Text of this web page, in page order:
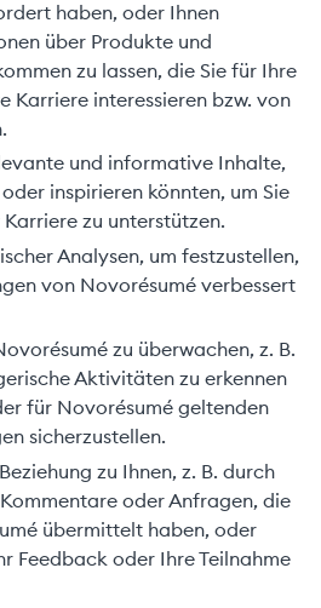
haben, oder Ihnen
über Produkte und
zu lassen, die Sie für Ihre
Karriere interessieren bzw. von
und informative Inhalte,
inspirieren könnten, um Sie
zu unterstützen.
Analysen, um festzustellen,
von Novorésumé verbessert
zu überwachen, z. B.
Aktivitäten zu erkennen
für Novorésumé geltenden
sicherzustellen.
zu Ihnen, z. B. durch
oder Anfragen, die
übermittelt haben, oder
Feedback oder Ihre Teilnahme